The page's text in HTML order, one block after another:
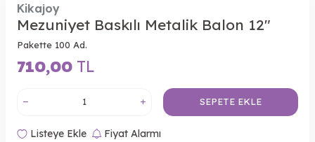
Kikajoy
Mezuniyet Baskılı Metalik Balon 12"
Pakette 100 Ad.
710,00 TL
SEPETE EKLE
Listeye Ekle Fiyat Alarmı